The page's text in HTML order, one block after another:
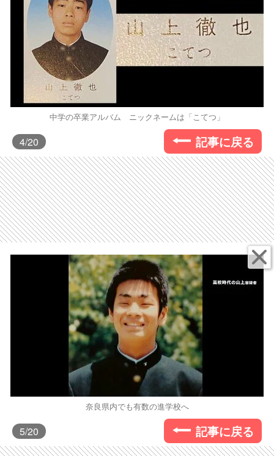
中学の卒業アルバム ニックネームは「こてつ」
4/20 記事に戻る
奈良県内でも有数の進学校へ
5/20 記事に戻る